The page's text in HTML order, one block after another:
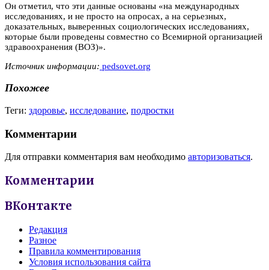
Он отметил, что эти данные основаны «на международных
исследованиях, и не просто на опросах, а на серьезных,
доказательных, выверенных социологических исследованиях,
которые были проведены совместно со Всемирной организацией
здравоохранения (ВОЗ)».
Источник информации: pedsovet.org
Похожее
Теги: здоровье, исследование, подростки
Комментарии
Для отправки комментария вам необходимо авторизоваться.
Комментарии
ВКонтакте
Редакция
Разное
Правила комментирования
Условия использования сайта